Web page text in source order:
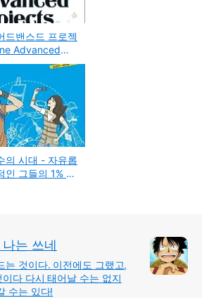
드밴스드 프로젝
Advanced
의 시대 - 자유롭
인 그들의 1% 여
는 쓰네
는 것이다. 이전에도 그랬고,
다 다시 태어날 수는 없지
수는 있다!